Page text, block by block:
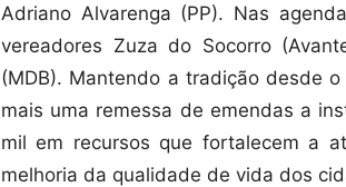
Adriano Alvarenga (PP). Nas
vereadores Zuza do Socorro
(MDB). Mantendo a tradição desde
mais uma remessa de emendas a
mil em recursos que fortalecem a
melhoria da qualidade de vida dos